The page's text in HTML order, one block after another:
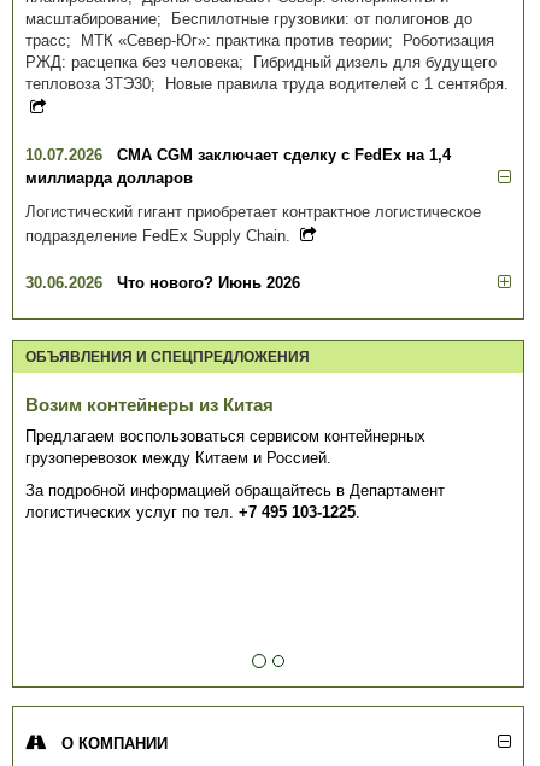
масштабирование; Беспилотные грузовики: от полигонов до
трасс; МТК «Север-Юг»: практика против теории; Роботизация
РЖД: расцепка без человека; Гибридный дизель для будущего
тепловоза 3ТЭ30; Новые правила труда водителей с 1 сентября.
10.07.2026
CMA CGM заключает сделку с FedEx на 1,4
миллиарда долларов
Логистический гигант приобретает контрактное логистическое
подразделение FedEx Supply Chain.
30.06.2026 Что нового? Июнь 2026
ОБЪЯВЛЕНИЯ И СПЕЦПРЕДЛОЖЕНИЯ
Возим контейнеры из Китая
Предлагаем воспользоваться сервисом контейнерных
грузоперевозок между Китаем и Россией.
За подробной информацией обращайтесь в Департамент
логистических услуг по тел. +7 495 103-1225.
О КОМПАНИИ